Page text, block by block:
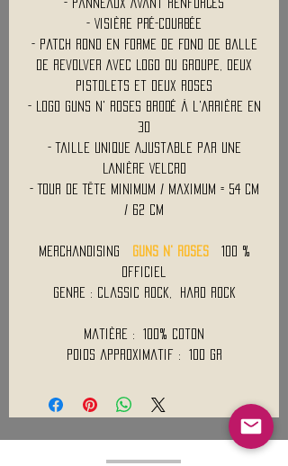
- Panneaux Avant Renforcés
- Visière Pré-Courbée
- Patch Rond en Forme de Fond de Balle
de Revolver Avec Logo du Groupe, Deux
Pistolets et Deux Roses
- Logo Guns N' Roses Brodé à l'Arrière en
3D
- Taille Unique Ajustable par une
Lanière Velcro
- Tour de Tête Minimum / Maximum = 54 cm
/ 62 cm
Merchandising GUNS N' ROSES 100 %
Officiel
Genre : Classic Rock, Hard Rock
Matière : 100% Coton
Poids approximatif : 100 Gr